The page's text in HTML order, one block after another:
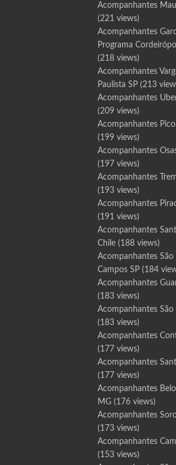
Acompanhantes
(221 views)
Acompanhantes
Programa
(218 views)
Acompanhantes
Paulista SP (213
Acompanhantes
(209 views)
Acompanhantes
(199 views)
Acompanhantes
(197 views)
Acompanhantes
(193 views)
Acompanhantes
(191 views)
Acompanhantes
Chile (188 views)
Acompanhantes São
Campos SP (184
Acompanhantes
(183 views)
Acompanhantes São
(183 views)
Acompanhantes
(177 views)
Acompanhantes
(177 views)
Acompanhantes
MG (176 views)
Acompanhantes
(173 views)
Acompanhantes
(153 views)